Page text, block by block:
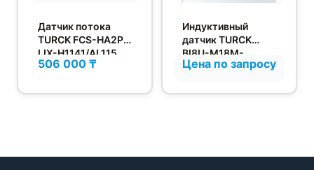
Датчик потока
TURCK FCS-HA2P-
LIX-H1141/AL115
506 000 ₸
Индуктивный
датчик TURCK
BI8U-M18M-
VP44X-H1141
Цена по запросу